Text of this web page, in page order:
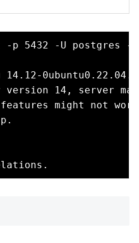
5432 -U postgres -W
14.12-
version 14, server
might not